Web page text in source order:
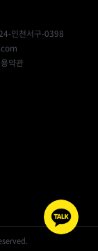
인천서구-0398
약관